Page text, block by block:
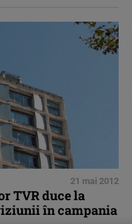
21 mai 2012
TVR duce la
în campania